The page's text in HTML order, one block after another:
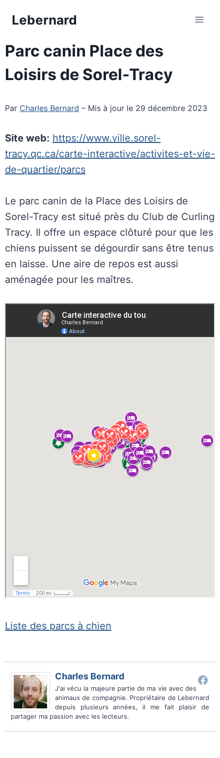
Lebernard
Parc canin Place des
Loisirs de Sorel-Tracy
Par Charles Bernard – Mis à jour le 29 décembre 2023
Site web: https://www.ville.sorel-
tracy.qc.ca/carte-interactive/activites-et-vie-
de-quartier/parcs
Le parc canin de la Place des Loisirs de
Sorel-Tracy est situé près du Club de Curling
Tracy. Il offre un espace clôturé pour que les
chiens puissent se dégourdir sans être tenus
en laisse. Une aire de repos est aussi
aménagée pour les maîtres.
Liste des parcs à chien
Charles Bernard
J'ai vécu la majeure partie de ma vie avec des
animaux de compagnie. Propriétaire de Lebernard
depuis plusieurs années, il me fait plaisir de
partager ma passion avec les lecteurs.